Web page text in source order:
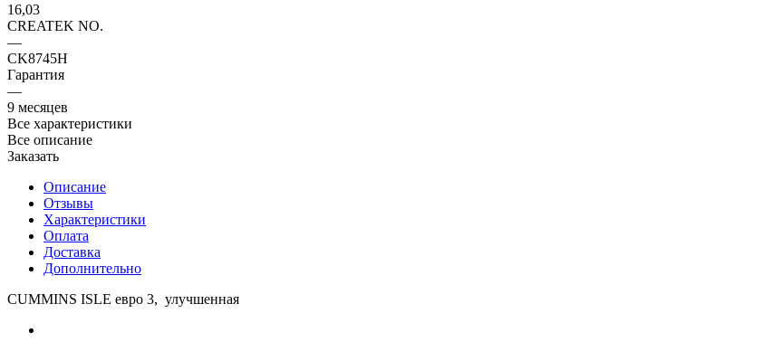
16,03
CREATEK NO.
—
CK8745H
Гарантия
—
9 месяцев
Все характеристики
Все описание
Заказать
Описание
Отзывы
Характеристики
Оплата
Доставка
Дополнительно
CUMMINS ISLE евро 3, улучшенная